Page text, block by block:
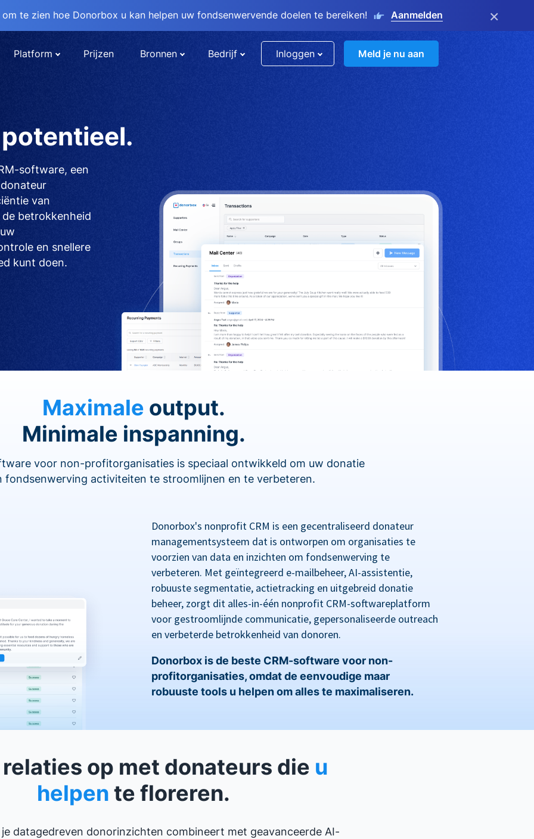
te zien hoe Donorbox u kan helpen uw fondsenwervende doelen te bereiken! Aanmelden ×
Platform Prijzen Bronnen Bedrijf Inloggen Meld je nu aan
software, een
van
betrokkenheid
en snellere
kunt doen.
Maximale output.
Minimale inspanning.
voor non-profitorganisaties is speciaal ontwikkeld om uw donatie
fondsenwerving activiteiten te stroomlijnen en te verbeteren.
Donorbox's nonprofit CRM is een gecentraliseerd donateur
managementsysteem dat is ontworpen om organisaties te
voorzien van data en inzichten om fondsenwerving te
verbeteren. Met geïntegreerd e-mailbeheer, AI-assistentie,
robuuste segmentatie, actietracking en uitgebreid donatie
beheer, zorgt dit alles-in-één nonprofit CRM-softwareplatform
voor gestroomlijnde communicatie, gepersonaliseerde outreach
en verbeterde betrokkenheid van donoren.
Donorbox is de beste CRM-software voor non-
profitorganisaties, omdat de eenvoudige maar
robuuste tools u helpen om alles te maximaliseren.
op met donateurs die u
helpen te floreren.
je datagedreven donorinzichten combineert met geavanceerde AI-